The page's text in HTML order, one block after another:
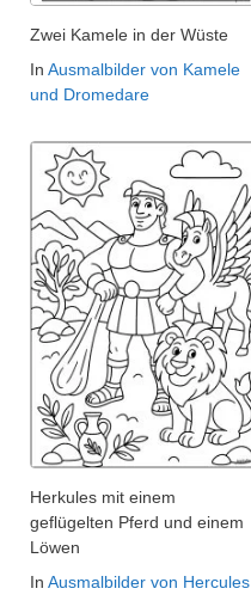
Zwei Kamele in der Wüste
In Ausmalbilder von Kamele
und Dromedare
Herkules mit einem
geflügelten Pferd und einem
Löwen
In Ausmalbilder von Hercules